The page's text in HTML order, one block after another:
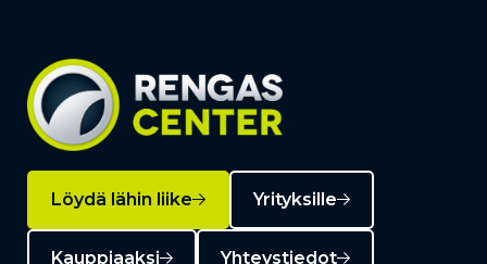
Löydä lähin liike Yrityksille
Kauppiaaksi Yhteystiedot